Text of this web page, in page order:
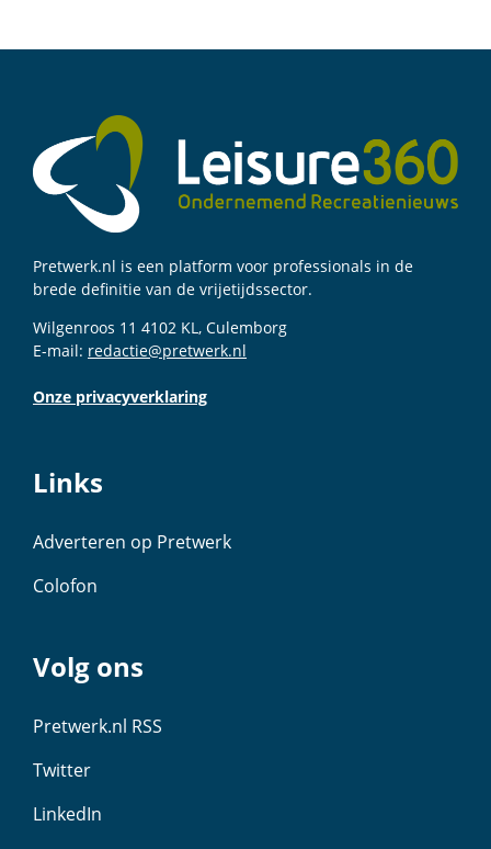
Pretwerk.nl is een platform voor professionals in de
brede definitie van de vrijetijdssector.
Wilgenroos 11 4102 KL, Culemborg
E-mail: redactie@pretwerk.nl
Onze privacyverklaring
Links
Adverteren op Pretwerk
Colofon
Volg ons
Pretwerk.nl RSS
Twitter
LinkedIn